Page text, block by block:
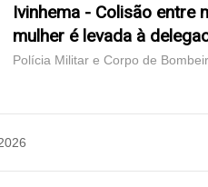
Ivinhema - Colisão entre
mulher é levada à
Polícia Militar e Corpo de